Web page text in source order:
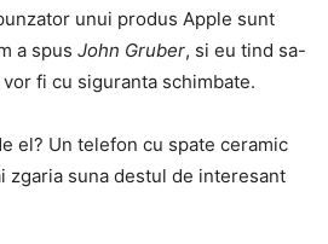
unui produs Apple sunt
a spus John Gruber, si eu tind sa-
fi cu siguranta schimbate.
el? Un telefon cu spate ceramic
zgaria suna destul de interesant